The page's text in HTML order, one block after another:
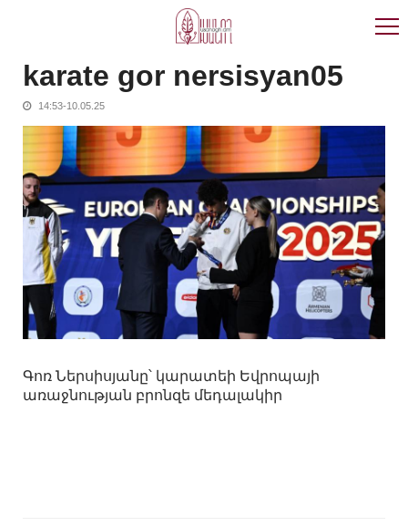
karate gor nersisyan05
14:53-10.05.25
Գոռ Ներսիսյանը՝ կարատեի Եվրոպայի
առաջնության բրոնզե մեդալակիր